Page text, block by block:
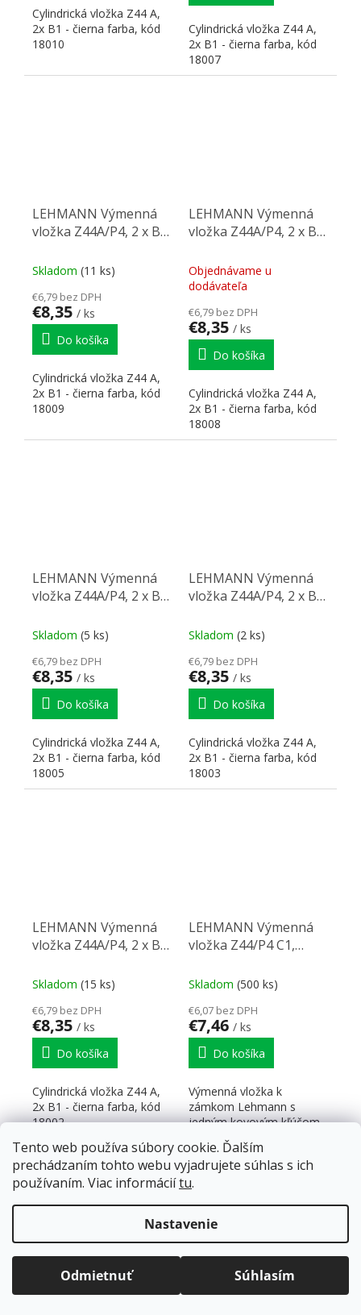
Tento web používa súbory cookie. Ďalším
prechádzaním tohto webu vyjadrujete súhlas s ich
používaním. Viac informáciítu.
Nastavenie
Odmietnuť Súhlasím
Doprava zadarmopre balíkové zásielky v hodnote
nad120 EUR*.
Balíky zasielame už od4 EUR.
ZRÝCHĽUJEME.
Cylindrická vložka Z44 A,
2x B1 - čierna farba, kód
18010
Cylindrická vložka Z44 A,
2x B1 - čierna farba, kód
18007
LEHMANN Výmenná
vložka Z44A/P4, 2 x B1,
Skladom (11 ks)
€6,79 bez DPH
€8,35 / ks
Do košíka
Cylindrická vložka Z44 A,
2x B1 - čierna farba, kód
18009
LEHMANN Výmenná
vložka Z44A/P4, 2 x B1,
Objednávame u
dodávateľa
€6,79 bez DPH
€8,35 / ks
Do košíka
Cylindrická vložka Z44 A,
2x B1 - čierna farba, kód
18008
LEHMANN Výmenná
vložka Z44A/P4, 2 x B1,
Skladom (5 ks)
€6,79 bez DPH
€8,35 / ks
Do košíka
Cylindrická vložka Z44 A,
2x B1 - čierna farba, kód
18005
LEHMANN Výmenná
vložka Z44A/P4, 2 x B1,
Skladom (2 ks)
€6,79 bez DPH
€8,35 / ks
Do košíka
Cylindrická vložka Z44 A,
2x B1 - čierna farba, kód
18003
LEHMANN Výmenná
vložka Z44A/P4, 2 x B1,
Skladom (15 ks)
€6,79 bez DPH
€8,35 / ks
Do košíka
Cylindrická vložka Z44 A,
2x B1 - čierna farba, kód
18002
LEHMANN Výmenná
vložka Z44/P4 C1,
Skladom (500 ks)
€6,07 bez DPH
€7,46 / ks
Do košíka
Výmenná vložka k
zámkom Lehmann s
jedným kovovým kľúčom
a jedným zalamovacím
kľúčom.
Ovládacie prvky výpisu
NAČÍTAŤ 60 ĎALŠÍCH
Stránkovanie
355položiek celkom
HORE